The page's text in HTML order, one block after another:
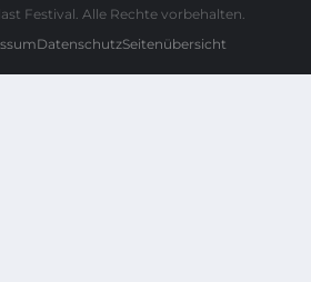
Festival. Alle Rechte vorbehalten.
DatenschutzSeitenübersicht